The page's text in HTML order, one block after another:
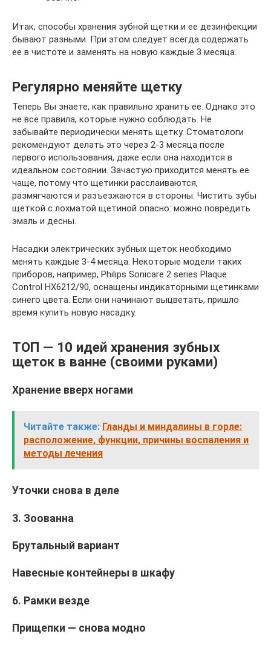
Итак, способы хранения зубной щетки и ее дезинфекции
бывают разными. При этом следует всегда содержать
ее в чистоте и заменять на новую каждые 3 месяца.
Регулярно меняйте щетку
Теперь Вы знаете, как правильно хранить ее. Однако это
не все правила, которые нужно соблюдать. Не
забывайте периодически менять щетку. Стоматологи
рекомендуют делать это через 2-3 месяца после
первого использования, даже если она находится в
идеальном состоянии. Зачастую приходится менять ее
чаще, потому что щетинки расслаиваются,
размягчаются и разъезжаются в стороны. Чистить зубы
щеткой с лохматой щетиной опасно: можно повредить
эмаль и десны.
Насадки электрических зубных щеток необходимо
менять каждые 3-4 месяца. Некоторые модели таких
приборов, например, Philips Sonicare 2 series Plaque
Control HX6212/90, оснащены индикаторными щетинками
синего цвета. Если они начинают выцветать, пришло
время купить новую насадку.
ТОП — 10 идей хранения зубных
щеток в ванне (своими руками)
Хранение вверх ногами
Читайте также: Гланды и миндалины в горле:
расположение, функции, причины воспаления и
методы лечения
Уточки снова в деле
3. Зоованна
Брутальный вариант
Навесные контейнеры в шкафу
6. Рамки везде
Прищепки — снова модно